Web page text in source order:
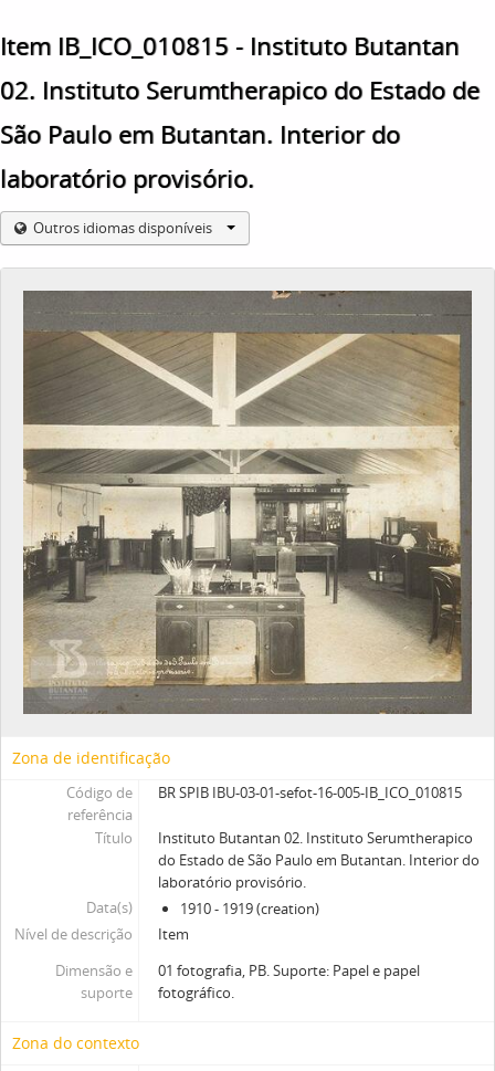
Item IB_ICO_010815 - Instituto Butantan
02. Instituto Serumtherapico do Estado de
São Paulo em Butantan. Interior do
laboratório provisório.
Outros idiomas disponíveis
Zona de identificação
Código de
referência
BR SPIB IBU-03-01-sefot-16-005-IB_ICO_010815
Título
Instituto Butantan 02. Instituto Serumtherapico
do Estado de São Paulo em Butantan. Interior do
laboratório provisório.
Data(s)
1910 - 1919 (creation)
Nível de descrição
Item
Dimensão e
suporte
01 fotografia, PB. Suporte: Papel e papel
fotográfico.
Zona do contexto